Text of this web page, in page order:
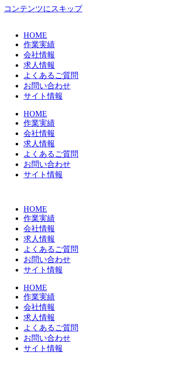
コンテンツにスキップ
HOME
作業実績
会社情報
求人情報
よくあるご質問
お問い合わせ
サイト情報
HOME
作業実績
会社情報
求人情報
よくあるご質問
お問い合わせ
サイト情報
HOME
作業実績
会社情報
求人情報
よくあるご質問
お問い合わせ
サイト情報
HOME
作業実績
会社情報
求人情報
よくあるご質問
お問い合わせ
サイト情報